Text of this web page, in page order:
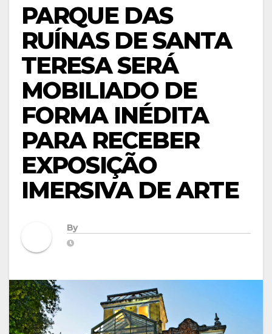
PARQUE DAS
RUÍNAS DE SANTA
TERESA SERÁ
MOBILIADO DE
FORMA INÉDITA
PARA RECEBER
EXPOSIÇÃO
IMERSIVA DE ARTE
By